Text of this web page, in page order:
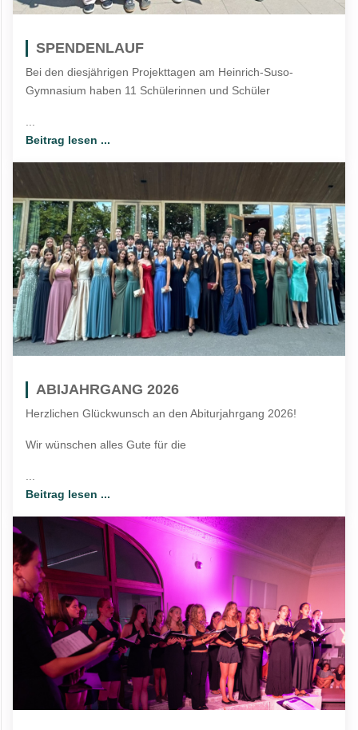
SPENDENLAUF
Bei den diesjährigen Projekttagen am Heinrich-Suso-
Gymnasium haben 11 Schülerinnen und Schüler
Beitrag lesen ...
ABIJAHRGANG 2026
Herzlichen Glückwunsch an den Abiturjahrgang 2026!
Wir wünschen alles Gute für die
Beitrag lesen ...